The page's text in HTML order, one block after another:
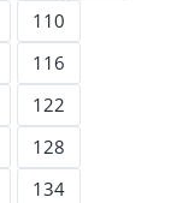
110
116
122
128
134